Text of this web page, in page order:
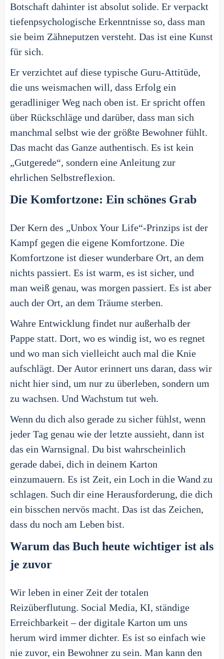
Botschaft dahinter ist absolut solide. Er verpackt
tiefenpsychologische Erkenntnisse so, dass man
sie beim Zähneputzen versteht. Das ist eine Kunst
für sich.
Er verzichtet auf diese typische Guru-Attitüde,
die uns weismachen will, dass Erfolg ein
geradliniger Weg nach oben ist. Er spricht offen
über Rückschläge und darüber, dass man sich
manchmal selbst wie der größte Bewohner fühlt.
Das macht das Ganze authentisch. Es ist kein
„Gutgerede“, sondern eine Anleitung zur
ehrlichen Selbstreflexion.
Die Komfortzone: Ein schönes Grab
Der Kern des „Unbox Your Life“-Prinzips ist der
Kampf gegen die eigene Komfortzone. Die
Komfortzone ist dieser wunderbare Ort, an dem
nichts passiert. Es ist warm, es ist sicher, und
man weiß genau, was morgen passiert. Es ist aber
auch der Ort, an dem Träume sterben.
Wahre Entwicklung findet nur außerhalb der
Pappe statt. Dort, wo es windig ist, wo es regnet
und wo man sich vielleicht auch mal die Knie
aufschlägt. Der Autor erinnert uns daran, dass wir
nicht hier sind, um nur zu überleben, sondern um
zu wachsen. Und Wachstum tut weh.
Wenn du dich also gerade zu sicher fühlst, wenn
jeder Tag genau wie der letzte aussieht, dann ist
das ein Warnsignal. Du bist wahrscheinlich
gerade dabei, dich in deinem Karton
einzumauern. Es ist Zeit, ein Loch in die Wand zu
schlagen. Such dir eine Herausforderung, die dich
ein bisschen nervös macht. Das ist das Zeichen,
dass du noch am Leben bist.
Warum das Buch heute wichtiger ist als
je zuvor
Wir leben in einer Zeit der totalen
Reizüberflutung. Social Media, KI, ständige
Erreichbarkeit – der digitale Karton um uns
herum wird immer dichter. Es ist so einfach wie
nie zuvor, ein Bewohner zu sein. Man kann den